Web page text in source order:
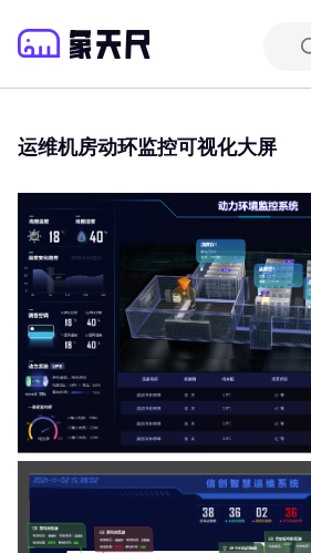
运维机房动环监控可视化大屏